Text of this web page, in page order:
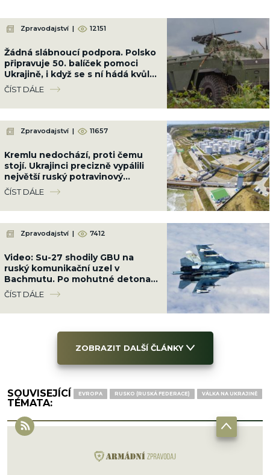
Zpravodajství | 12151
Žádná slábnoucí podpora. Polsko
připravuje 50. balíček pomoci
Ukrajině, i když se s ní hádá kvůli
Banderovi
ČÍST DÁLE
Zpravodajství | 11657
Kremlu nedochází, proti čemu
stojí. Ukrajinci precizně vypálili
největší ruský potravinový
terminál. Nebude slunečnicový
olej
ČÍST DÁLE
Zpravodajství | 7412
Video: Su-27 shodily GBU na
ruský komunikační uzel v
Bachmutu. Po mohutné detonaci
přestala základna existovat
ČÍST DÁLE
ZOBRAZIT DALŠÍ ČLÁNKY
SOUVISEJÍCÍ
TÉMATA:
EVROPA RUSKO (RUSKÁ FEDERACE) VÁLKA NA UKRAJINĚ